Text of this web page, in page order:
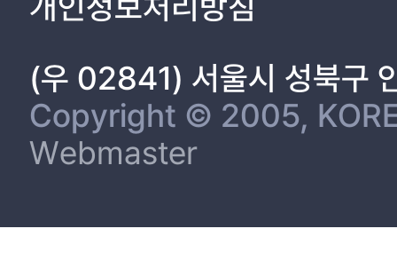
(우 02841) 서울시 성북구
Copyright © 2005,
Webmaster